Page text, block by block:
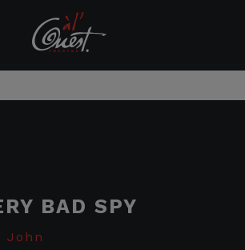
BAD SPY
John